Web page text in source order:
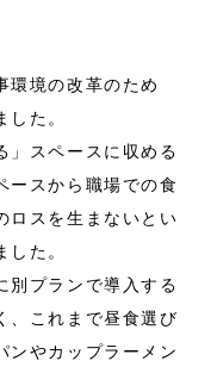
環境の改革のため
た。
」スペースに収める
ースから職場での食
ロスを生まないとい
た。
別プランで導入する
、これまで昼食選び
ンやカップラーメン